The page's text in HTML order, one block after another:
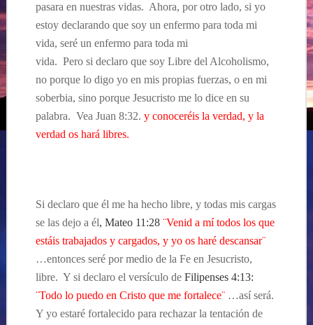
pasara en nuestras vidas. Ahora, por otro lado, si yo
estoy declarando que soy un enfermo para toda mi
vida, seré un enfermo para toda mi
vida. Pero si declaro que soy Libre del Alcoholismo,
no porque lo digo yo en mis propias fuerzas, o en mi
soberbia, sino porque Jesucristo me lo dice en su
palabra. Vea Juan 8:32. y conoceréis la verdad, y la
verdad os hará libres.
Si declaro que él me ha hecho libre, y todas mis cargas
se las dejo a él, Mateo 11:28 ¨Venid a mí todos los que
estáis trabajados y cargados, y yo os haré descansar¨
…entonces seré por medio de la Fe en Jesucristo,
libre. Y si declaro el versículo de Filipenses 4:13:
¨Todo lo puedo en Cristo que me fortalece¨…así será.
Y yo estaré fortalecido para rechazar la tentación de